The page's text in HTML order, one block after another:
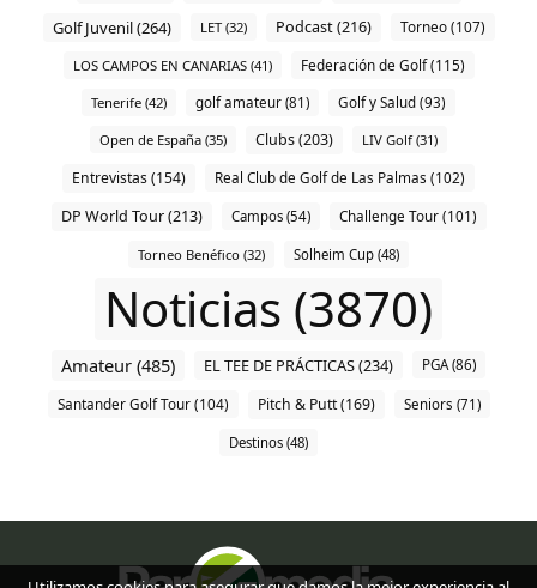
Golf Juvenil (264) LET (32) Podcast (216) Torneo (107)
LOS CAMPOS EN CANARIAS (41) Federación de Golf (115)
Tenerife (42) golf amateur (81) Golf y Salud (93)
Open de España (35) Clubs (203) LIV Golf (31)
Entrevistas (154) Real Club de Golf de Las Palmas (102)
DP World Tour (213) Campos (54) Challenge Tour (101)
Torneo Benéfico (32) Solheim Cup (48)
Noticias (3870)
Amateur (485) EL TEE DE PRÁCTICAS (234) PGA (86)
Santander Golf Tour (104) Pitch & Putt (169) Seniors (71)
Destinos (48)